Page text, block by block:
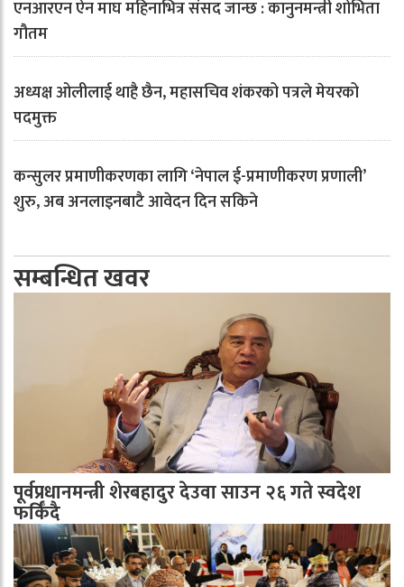
एनआरएन ऐन माघ महिनाभित्र संसद जान्छ : कानुनमन्त्री शोभिता
गौतम
अध्यक्ष ओलीलाई थाहै छैन, महासचिव शंकरको पत्रले मेयरको
पदमुक्त
कन्सुलर प्रमाणीकरणका लागि ‘नेपाल ई-प्रमाणीकरण प्रणाली’
शुरु, अब अनलाइनबाटै आवेदन दिन सकिने
सम्बन्धित खवर
पूर्वप्रधानमन्त्री शेरबहादुर देउवा साउन २६ गते स्वदेश
फर्किँदै